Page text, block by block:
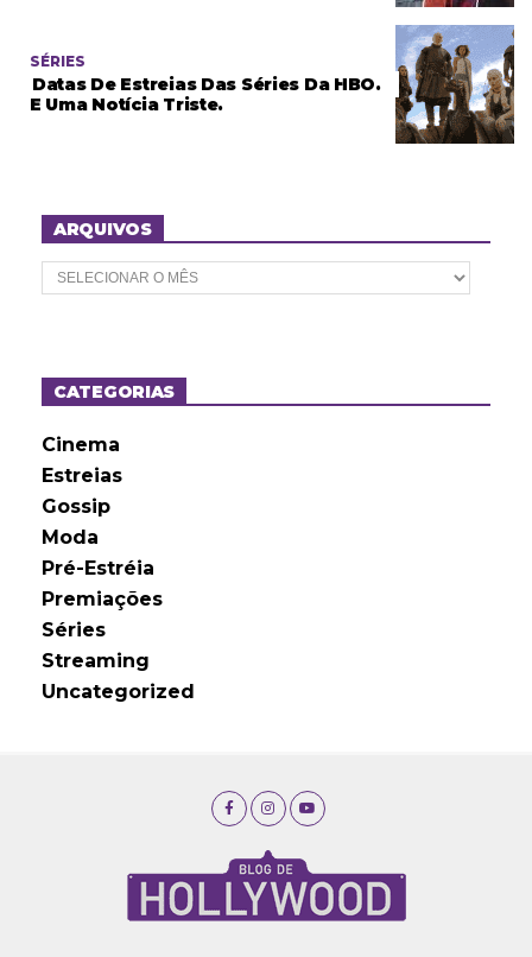
SÉRIES
Datas De Estreias Das Séries Da HBO.
E Uma Notícia Triste.
ARQUIVOS
A
r
o
sCATEGORIAS
Cinema
Estreias
Gossip
Moda
Pré-Estréia
Premiações
Séries
Streaming
Uncategorized